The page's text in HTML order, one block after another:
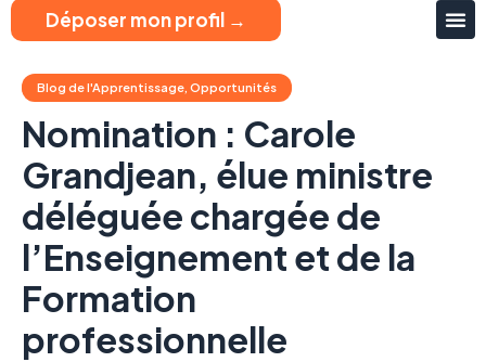
Déposer mon profil →
Blog de l'Apprentissage, Opportunités
Nomination : Carole
Grandjean, élue ministre
déléguée chargée de
l’Enseignement et de la
Formation
professionnelle